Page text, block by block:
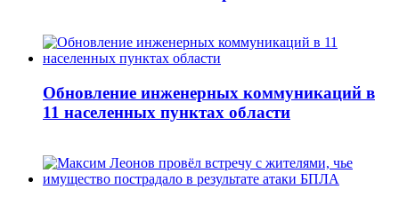
Обновление инженерных коммуникаций в
11 населенных пунктах области